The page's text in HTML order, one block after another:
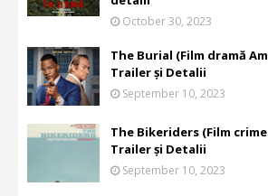
October 30, 2023
The Burial (Film dramă
Trailer și Detalii
September 10, 2023
The Bikeriders (Film crime
Trailer și Detalii
September 10, 2023